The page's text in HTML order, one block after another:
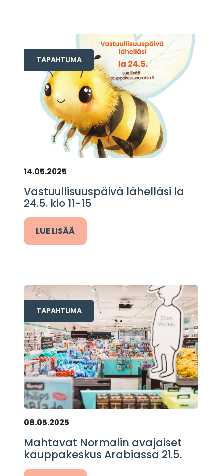
TAPAHTUMA
14.05.2025
Vastuullisuuspäivä lähelläsi la
24.5. klo 11-15
LUE LISÄÄ
TAPAHTUMA
08.05.2025
Mahtavat Normalin avajaiset
kauppakeskus Arabiassa 21.5.